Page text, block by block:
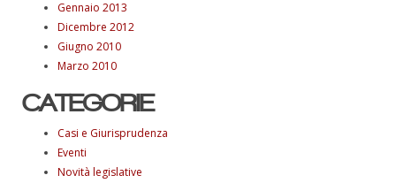
Gennaio 2013
Dicembre 2012
Giugno 2010
Marzo 2010
CATEGORIE
Casi e Giurisprudenza
Eventi
Novità legislative